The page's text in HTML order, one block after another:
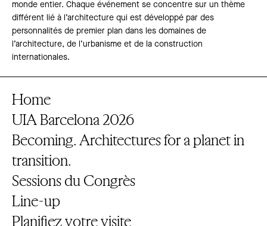
monde entier. Chaque événement se concentre sur un thème
différent lié à l’architecture qui est développé par des
personnalités de premier plan dans les domaines de
l’architecture, de l’urbanisme et de la construction
internationales.
Home
UIA Barcelona 2026
Becoming. Architectures for a planet in
transition.
Sessions du Congrès
Line-up
Planifiez votre visite